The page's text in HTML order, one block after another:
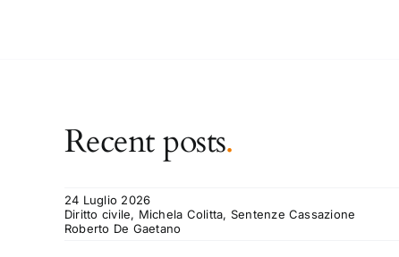
Recent posts.
24 Luglio 2026
Diritto civile, Michela Colitta, Sentenze Cassazione
Roberto De Gaetano